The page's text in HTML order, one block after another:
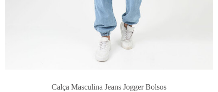
Calça Masculina Jeans Jogger Bolsos